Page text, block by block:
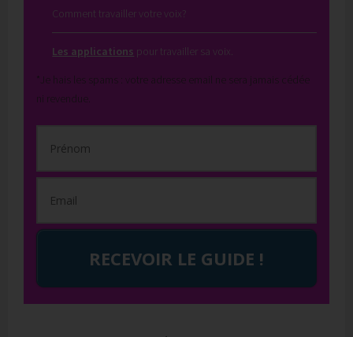
Comment travailler votre voix?
Les applications pour travailler sa voix.
*Je hais les spams : votre adresse email ne sera jamais cédée
ni revendue.
RECEVOIR LE GUIDE !